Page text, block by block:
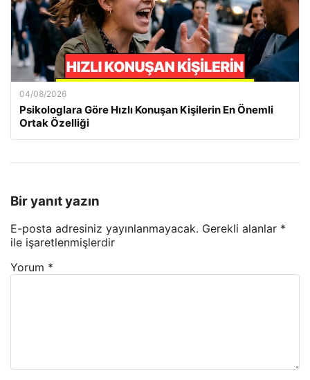
04/08/2026
Psikologlara Göre Hızlı Konuşan Kişilerin En Önemli
Ortak Özelliği
Bir yanıt yazın
E-posta adresiniz yayınlanmayacak. Gerekli alanlar *
ile işaretlenmişlerdir
Yorum *